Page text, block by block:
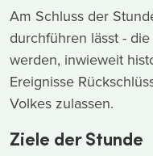
Am Schluss der
durchführen lässt -
werden, inwieweit
Ereignisse
Volkes zulassen.
Ziele der Stunde